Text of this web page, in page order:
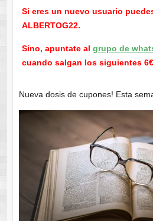
Si eres un nuevo usuario
ALBERTOG22.
Sino, apuntate al grupo de
cuando salgan los siguientes
Nueva dosis de cupones! Esta